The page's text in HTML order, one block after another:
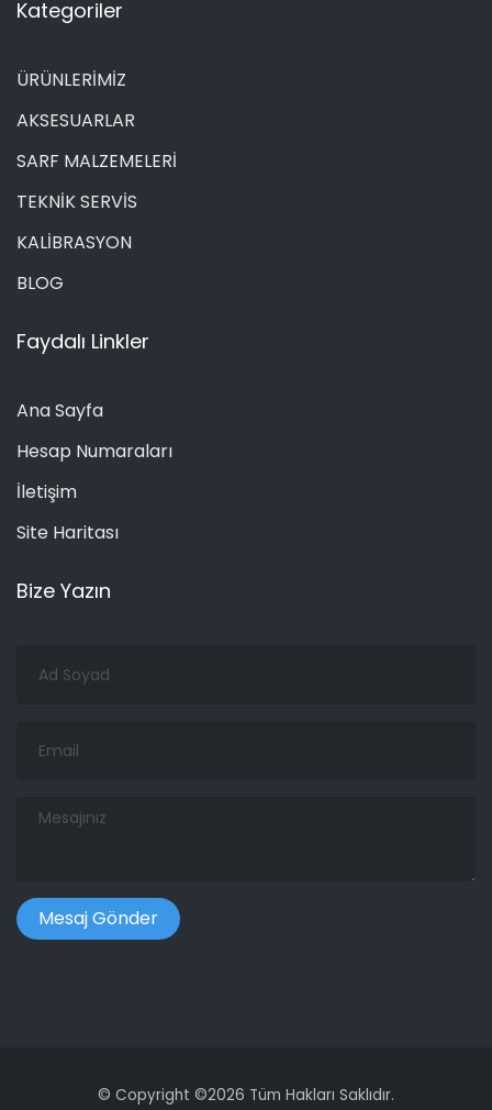
Kategoriler
ÜRÜNLERİMİZ
AKSESUARLAR
SARF MALZEMELERİ
TEKNİK SERVİS
KALİBRASYON
BLOG
Faydalı Linkler
Ana Sayfa
Hesap Numaraları
İletişim
Site Haritası
Bize Yazın
Soyad
Mesajınız
© Copyright ©2026 Tüm Hakları Saklıdır.